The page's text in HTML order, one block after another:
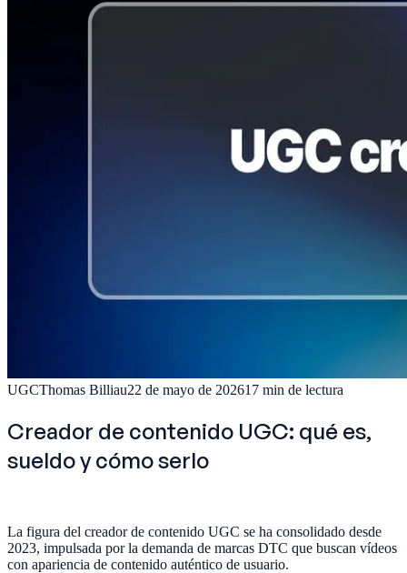
UGCThomas Billiau22 de mayo de 202617 min de lectura
Creador de contenido UGC: qué es,
sueldo y cómo serlo
La figura del creador de contenido UGC se ha consolidado desde
2023, impulsada por la demanda de marcas DTC que buscan vídeos
con apariencia de contenido auténtico de usuario.